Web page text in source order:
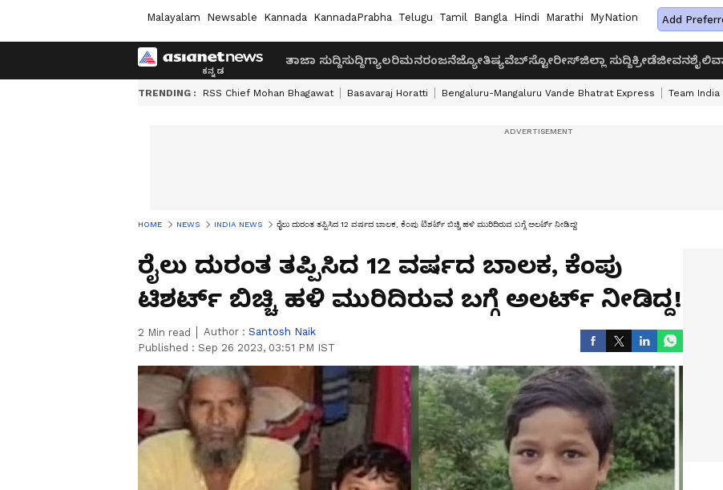
Malayalam Newsable Kannada KannadaPrabha Telugu Tamil Bangla Hindi Marathi MyNation Add
ತಾಜಾ ಸುದ್ದಿಸುದ್ದಿಗ್ಯಾಲರಿಮನರಂಜನೆಜ್ಯೋತಿಷ್ಯವೆಬ್‌ಸ್ಟೋರೀಸ್ಜಿಲ್ಲಾ ಸುದ್ದಿಕ್ರೀಡೆಜೀವನಶೈಲಿ
TRENDING : RSS Chief Mohan Bhagawat Basavaraj Horatti Bengaluru-Mangaluru Vande Bhatrat Express Team
HOME NEWS INDIA NEWS ರೈಲು ದುರಂತ ತಪ್ಪಿಸಿದ 12 ವರ್ಷದ ಬಾಲಕ, ಕೆಂಪು ಟಿಶರ್ಟ್‌ ಬಿಚ್ಚಿ ಹಳಿ ಮುರಿದಿರುವ ಬಗ್ಗೆ ಅಲರ್ಟ್‌ ನೀಡಿದ್ದ!
ರೈಲು ದುರಂತ ತಪ್ಪಿಸಿದ 12 ವರ್ಷದ ಬಾಲಕ, ಕೆಂಪು
ಟಿಶರ್ಟ್‌ ಬಿಚ್ಚಿ ಹಳಿ ಮುರಿದಿರುವ ಬಗ್ಗೆ ಅಲರ್ಟ್‌ ನೀಡಿದ್ದ!
2 Min read Author : Santosh Naik
Published : Sep 26 2023, 03:51 PM IST